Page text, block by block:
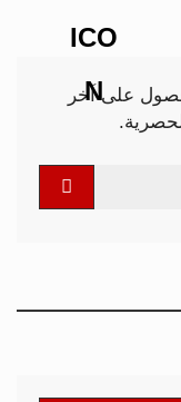
على آخر